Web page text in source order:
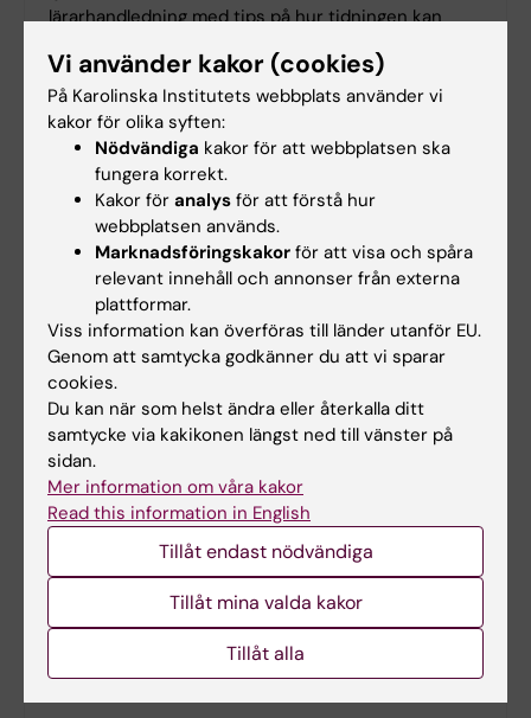
lärarhandledning med tips på hur tidningen kan
Mer populärvetenskap
KI:s nyhetsbrev
Håll koll på spännande forskning
Medicinvetaren är ett populärvetenskapligt
nyhetsbrev som håller dig uppdaterad om all
spännande forskning som sker vid Karolinska
Institutet. Missa inte läsvärda forskningsnyheter,
nyfikna poddavsnitt och annat populärvetenskapligt
innehåll om hälsa och medicinsk forskning. Anmäl
dig här.
Vi använder kakor (cookies)
På Karolinska Institutets webbplats använder vi
kakor för olika syften:
Nödvändiga kakor för att webbplatsen ska
fungera korrekt.
Kakor för analys för att förstå hur
webbplatsen används.
Marknadsföringskakor för att visa och spåra
relevant innehåll och annonser från externa
plattformar.
Viss information kan överföras till länder utanför EU.
Genom att samtycka godkänner du att vi sparar
cookies.
Du kan när som helst ändra eller återkalla ditt
samtycke via kakikonen längst ned till vänster på
sidan.
Mer information om våra kakor
Read this information in English
Tillåt endast nödvändiga
Tillåt mina valda kakor
Tillåt alla